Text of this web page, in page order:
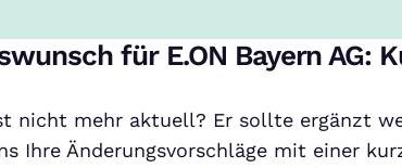
für E.ON Bayern AG:
nicht mehr aktuell? Er sollte ergänzt
Ihre Änderungsvorschläge mit einer